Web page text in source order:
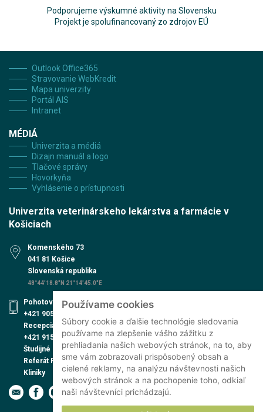
Používame cookies
Súbory cookie a ďalšie technológie sledovania
používame na zlepšenie vášho zážitku z
prehliadania našich webových stránok, na to, aby
sme vám zobrazovali prispôsobený obsah a
cielené reklamy, na analýzu návštevnosti našich
webových stránok a na pochopenie toho, odkiaľ
naši návštevníci prichádzajú.
Podporujeme výskumné aktivity na Slovensku
Projekt je spolufinancovaný zo zdrojov EÚ
Outlook Office365
Stravovanie WebKredit
Mapa univerzity
Portál AIS
Intranet
MÉDIÁ
Univerzita a médiá
Dizajn manuál a logo
Tlačové správy
Hovorkyňa
Vyhlásenie o prístupnosti
Univerzita veterinárskeho lekárstva a farmácie v
Košiciach
Komenského 73
041 81 Košice
Slovenská republika
48°44'18.8"N 21°14'45.0"E
Pohotovosť UVN
+421 905 579 559
Recepcia UVN
+421 915 991 474
Študijné oddelenie
Referát PhD. štúdia
Kliniky